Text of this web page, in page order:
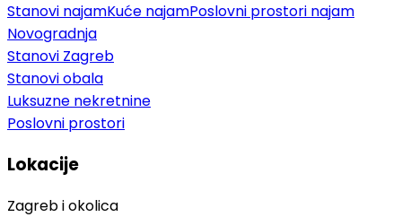
Stanovi najamKuće najamPoslovni prostori najam
Novogradnja
Stanovi Zagreb
Stanovi obala
Luksuzne nekretnine
Poslovni prostori
Lokacije
Zagreb i okolica